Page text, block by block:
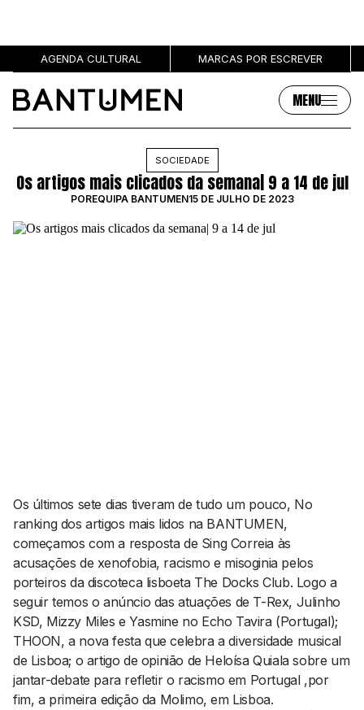
AGENDA CULTURAL MARCAS POR ESCREVER
MENU
MÚSICA
CULTURA
Sobre
SOBRE NÓS
AUTORES
Contactos
EMAIL
GERAL@BANTUMEN.COM
WHATSAPP
+351 912 127 577
Pesquisar
SOCIEDADE
Os artigos mais clicados da semana| 9 a 14 de jul
POREQUIPA BANTUMEN15 DE JULHO DE 2023
Os últimos sete dias tiveram de tudo um pouco, No
ranking dos artigos mais lidos na BANTUMEN,
começamos com a resposta de Sing Correia às
acusações de xenofobia, racismo e misoginia pelos
porteiros da discoteca lisboeta The Docks Club. Logo a
seguir temos o anúncio das atuações de T-Rex, Julinho
KSD, Mizzy Miles e Yasmine no Echo Tavira (Portugal);
THOON, a nova festa que celebra a diversidade musical
de Lisboa; o artigo de opinião de Heloísa Quiala sobre um
jantar-debate para refletir o racismo em Portugal ,por
fim, a primeira edição da Molimo, em Lisboa.